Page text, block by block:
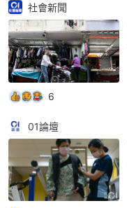
社會新聞
6
01論壇